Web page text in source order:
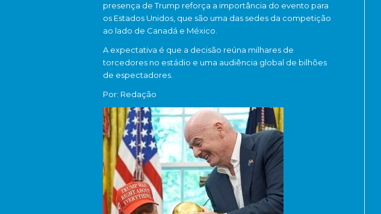
presença de Trump reforça a importância do evento para
os Estados Unidos, que são uma das sedes da competição
ao lado de Canadá e México.
A expectativa é que a decisão reúna milhares de
torcedores no estádio e uma audiência global de bilhões
de espectadores.
Por: Redação